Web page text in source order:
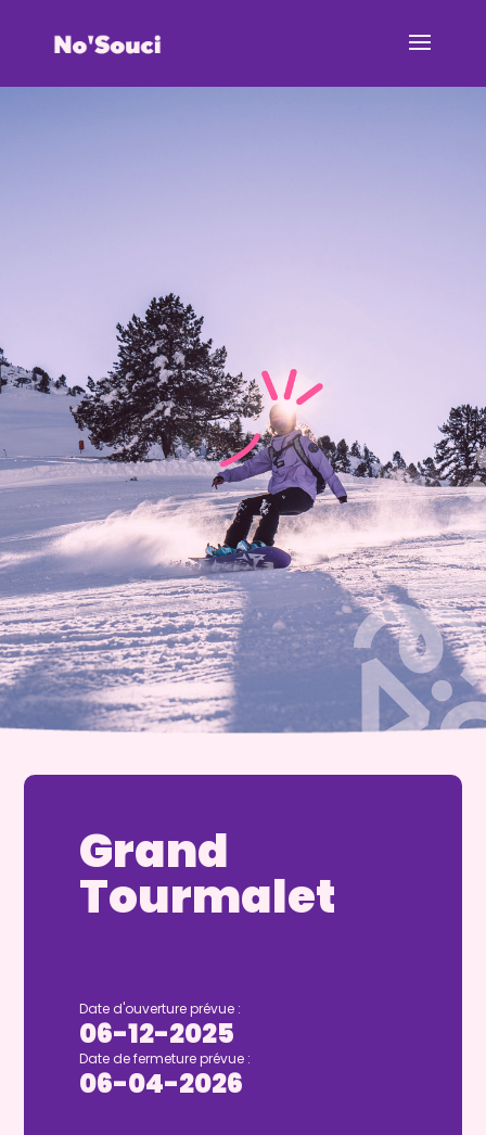
Grand
Tourmalet
Date d'ouverture prévue :
06-12-2025
Date de fermeture prévue :
06-04-2026